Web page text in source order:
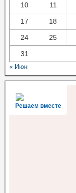
10 11
17 18
24 25
31
« Июн
Решаем вместе